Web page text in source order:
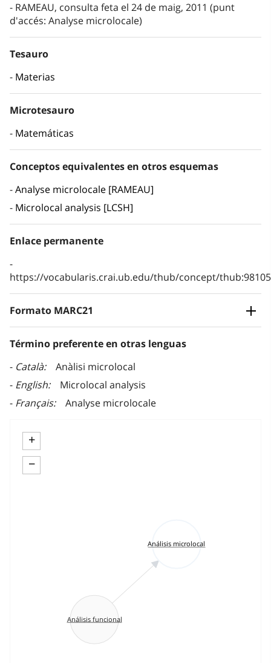
RAMEAU, consulta feta el 24 de maig, 2011 (punt
d'accés: Analyse microlocale)
Tesauro
Materias
Microtesauro
Matemáticas
Conceptos equivalentes en otros esquemas
Analyse microlocale [RAMEAU]
Microlocal analysis [LCSH]
Enlace permanente
https://vocabularis.crai.ub.edu/thub/concept/
Formato MARC21
Término preferente en otras lenguas
Català
Anàlisi microlocal
English
Microlocal analysis
Français
Analyse microlocale
+
−
Análisis microlocal
Análisis funcional